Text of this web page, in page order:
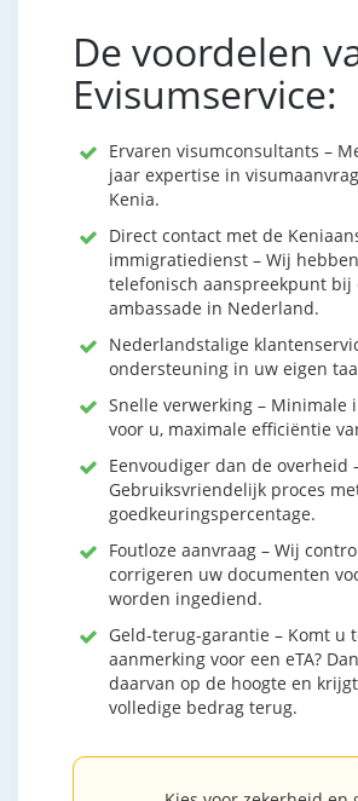
De voordelen
Evisumservice:
Ervaren visumconsultants –
jaar expertise in
Kenia.
Direct contact met de
immigratiedienst – Wij
telefonisch aanspreekpunt bij
ambassade in Nederland.
Nederlandstalige
ondersteuning in uw eigen
Snelle verwerking – Minimale
voor u, maximale efficiëntie
Eenvoudiger dan de overheid
Gebruiksvriendelijk proces
goedkeuringspercentage.
Foutloze aanvraag – Wij
corrigeren uw documenten
worden ingediend.
Geld-terug-garantie – Komt u
aanmerking voor een eTA?
daarvan op de hoogte en
volledige bedrag terug.